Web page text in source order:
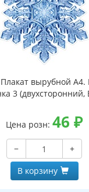
вырубной А4.
3 (двухсторонний,
Цена розн: 46 ₽
−
+
В корзину